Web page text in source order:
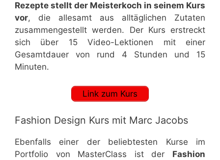
Rezepte stellt der Meisterkoch in seinem Kurs
vor, die allesamt aus alltäglichen Zutaten
zusammengestellt werden. Der Kurs erstreckt
sich über 15 Video-Lektionen mit einer
Gesamtdauer von rund 4 Stunden und 15
Minuten.
Link zum Kurs
Fashion Design Kurs mit Marc Jacobs
Ebenfalls einer der beliebtesten Kurse im
Portfolio von MasterClass ist der Fashion